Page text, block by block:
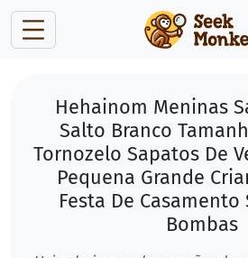
Hehainom Meninas
Salto Branco
Tornozelo Sapatos De
Pequena Grande
Festa De Casamento
Bombas